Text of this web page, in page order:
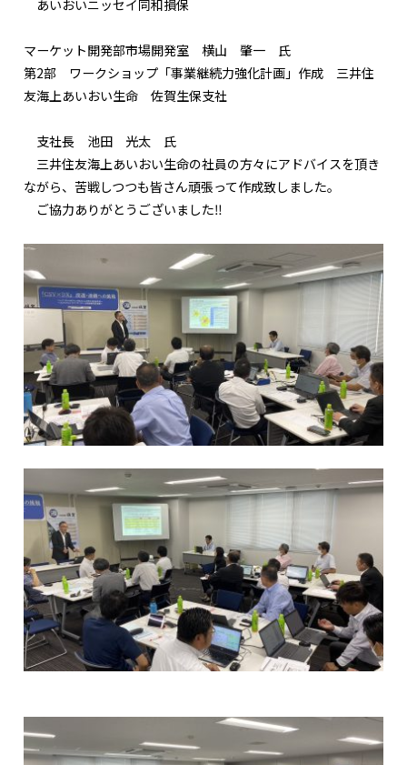
あいおいニッセイ同和損保
マーケット開発部市場開発室 横山 肇一 氏
第2部 ワークショップ「事業継続力強化計画」作成 三井住
友海上あいおい生命 佐賀生保支社
支社長 池田 光太 氏
三井住友海上あいおい生命の社員の方々にアドバイスを頂き
ながら、苦戦しつつも皆さん頑張って作成致しました。
ご協力ありがとうございました‼